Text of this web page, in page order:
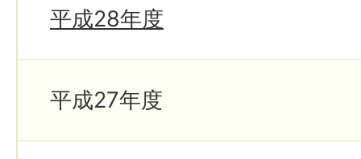
平成28年度
平成27年度